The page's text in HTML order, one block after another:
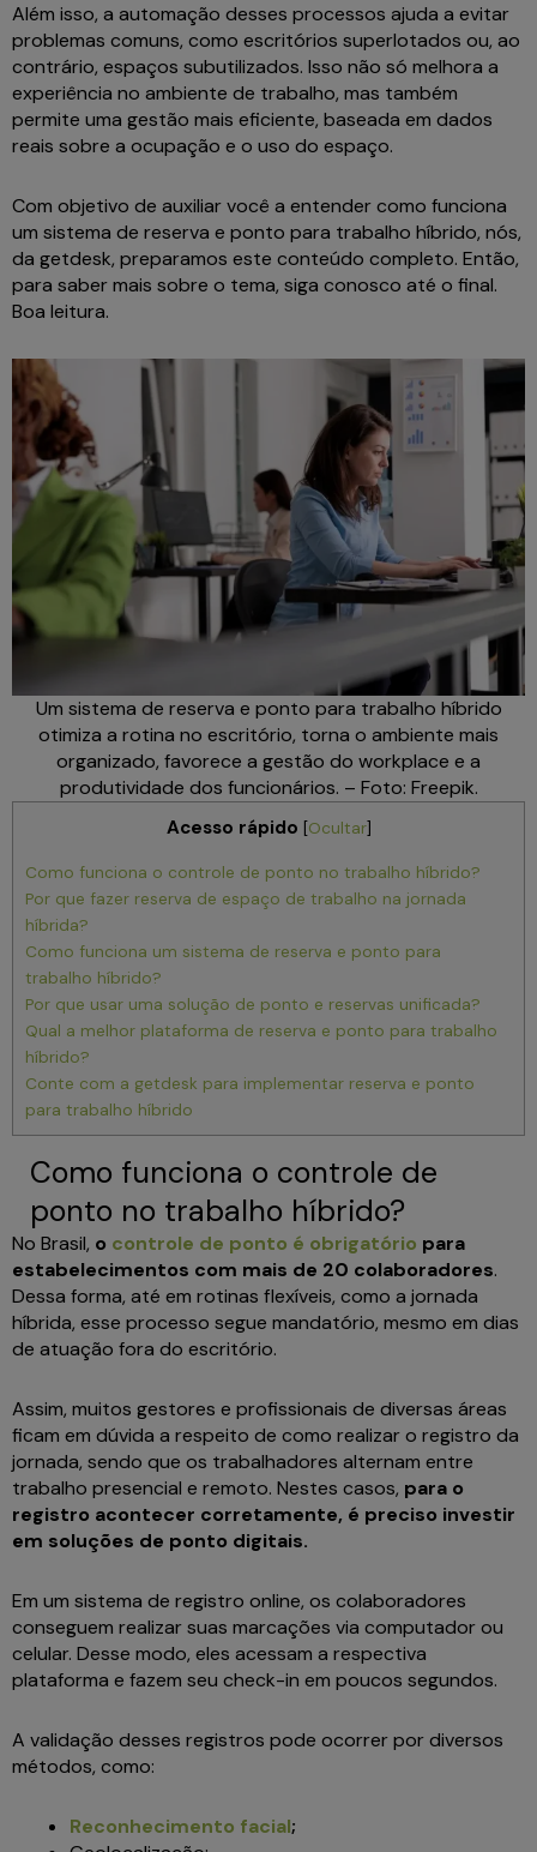
Além isso, a automação desses processos ajuda a evitar
problemas comuns, como escritórios superlotados ou, ao
contrário, espaços subutilizados. Isso não só melhora a
experiência no ambiente de trabalho, mas também
permite uma gestão mais eficiente, baseada em dados
reais sobre a ocupação e o uso do espaço.
Com objetivo de auxiliar você a entender como funciona
um sistema de reserva e ponto para trabalho híbrido, nós,
da getdesk, preparamos este conteúdo completo. Então,
para saber mais sobre o tema, siga conosco até o final.
Boa leitura.
Um sistema de reserva e ponto para trabalho híbrido
otimiza a rotina no escritório, torna o ambiente mais
organizado, favorece a gestão do workplace e a
produtividade dos funcionários. – Foto: Freepik.
Acesso rápido [Ocultar]
Como funciona o controle de ponto no trabalho híbrido?
Por que fazer reserva de espaço de trabalho na jornada
híbrida?
Como funciona um sistema de reserva e ponto para
trabalho híbrido?
Por que usar uma solução de ponto e reservas unificada?
Qual a melhor plataforma de reserva e ponto para trabalho
híbrido?
Conte com a getdesk para implementar reserva e ponto
para trabalho híbrido
Como funciona o controle de
ponto no trabalho híbrido?
No Brasil, o controle de ponto é obrigatório para
estabelecimentos com mais de 20 colaboradores.
Dessa forma, até em rotinas flexíveis, como a jornada
híbrida, esse processo segue mandatório, mesmo em dias
de atuação fora do escritório.
Assim, muitos gestores e profissionais de diversas áreas
ficam em dúvida a respeito de como realizar o registro da
jornada, sendo que os trabalhadores alternam entre
trabalho presencial e remoto. Nestes casos, para o
registro acontecer corretamente, é preciso investir
em soluções de ponto digitais.
Em um sistema de registro online, os colaboradores
conseguem realizar suas marcações via computador ou
celular. Desse modo, eles acessam a respectiva
plataforma e fazem seu check-in em poucos segundos.
A validação desses registros pode ocorrer por diversos
métodos, como:
Reconhecimento facial;